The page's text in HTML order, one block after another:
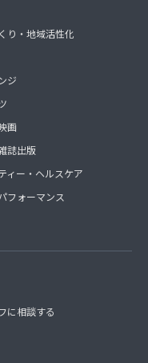
り・地域活性化
ジ
画
誌出版
ィー・ヘルスケア
フォーマンス
に相談する